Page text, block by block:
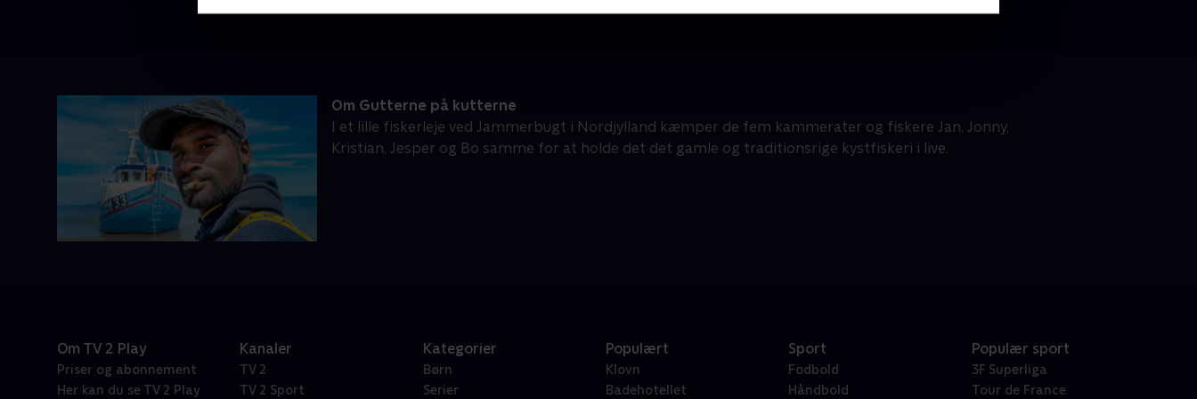
mere moderne. Men inden fartøjet
forude.
Om Gutterne på kutterne
I et lille fiskerleje ved Jammerbugt i Nordjylland kæmper de fem kammerater og fiskere Jan, Jonny,
Kristian, Jesper og Bo samme for at holde det det gamle og traditionsrige kystfiskeri i live.
Om TV 2 Play
Priser og abonnement
Her kan du se TV 2 Play
Kanaler
TV 2
TV 2 Sport
Kategorier
Børn
Serier
Populært
Klovn
Badehotellet
Sport
Fodbold
Håndbold
Populær sport
3F Superliga
Tour de France